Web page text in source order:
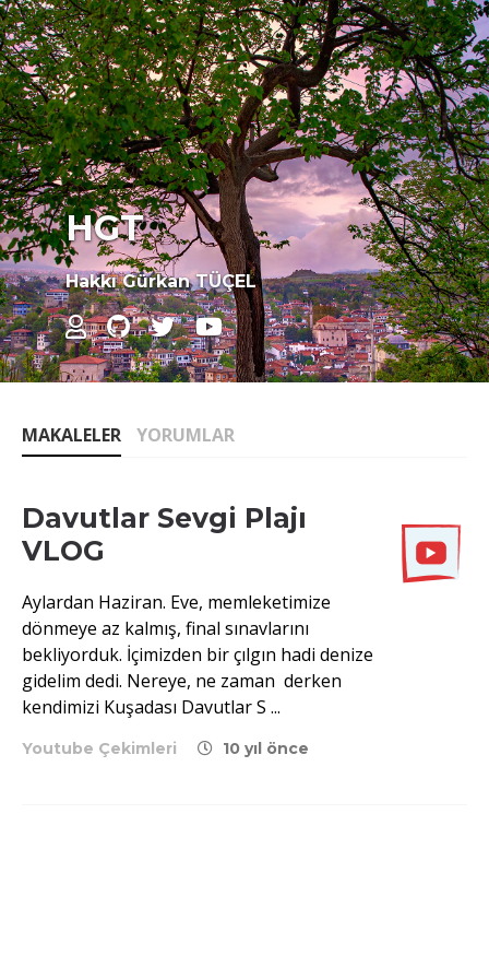
HGT
Hakkı Gürkan TÜÇEL
MAKALELER YORUMLAR
Davutlar Sevgi Plajı
VLOG
Aylardan Haziran. Eve, memleketimize
dönmeye az kalmış, final sınavlarını
bekliyorduk. İçimizden bir çılgın hadi denize
gidelim dedi. Nereye, ne zaman derken
kendimizi Kuşadası Davutlar S ...
Youtube Çekimleri 10 yıl önce